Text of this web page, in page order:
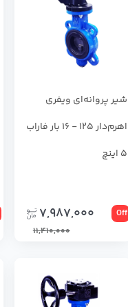
شیر پروانه‌ای ویفری
اهرم‌دار 125 - 16 بار فاراب
5 اینچ
Off
7,987,000
11,410,000